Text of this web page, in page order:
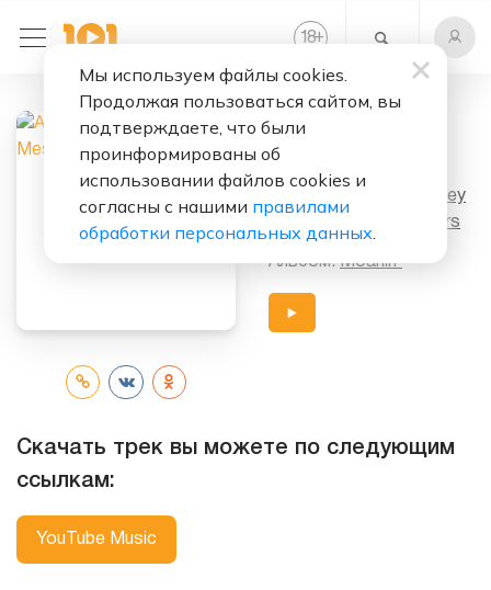
18+
Blues March
Art Blakey
The Jazz Messengers
Альбом:Moanin'
Скачать трек вы можете по следующим
ссылкам:
YouTube Music
Мы используем файлы cookies.
Продолжая пользоваться сайтом, вы
подтверждаете, что были
проинформированы об
использовании файлов cookies и
согласны с нашими правилами
обработки персональных данных.